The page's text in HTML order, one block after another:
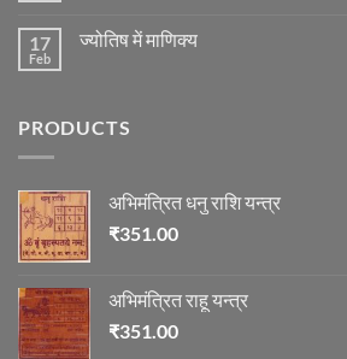
विचार
ज्योतिष
रुद्राक्ष
17
Feb
ज्योतिष में माणिक्य
में
PRODUCTS
अभिमंत्रित धनु राशि यन्त्र
₹351.00
अभिमंत्रित राहू यन्त्र
₹351.00